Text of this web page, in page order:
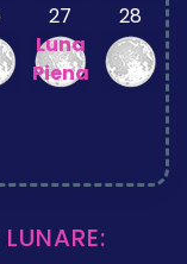
27
Luna
Piena
28